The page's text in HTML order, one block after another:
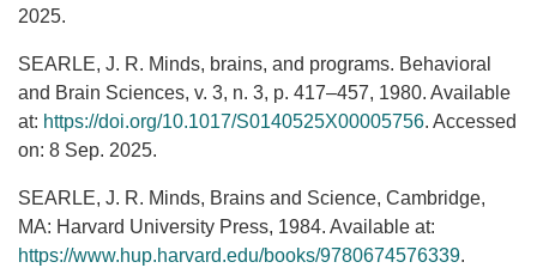
2025.
SEARLE, J. R. Minds, brains, and programs. Behavioral
and Brain Sciences, v. 3, n. 3, p. 417–457, 1980. Available
at: https://doi.org/10.1017/S0140525X00005756. Accessed
on: 8 Sep. 2025.
SEARLE, J. R. Minds, Brains and Science, Cambridge,
MA: Harvard University Press, 1984. Available at:
https://www.hup.harvard.edu/books/9780674576339.